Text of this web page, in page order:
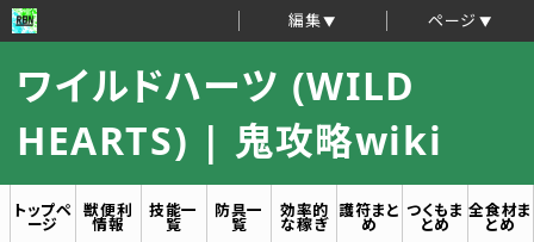
編集 ページ
ワイルドハーツ (WILD
HEARTS) | 鬼攻略wiki
トップペ
ージ
獣便利
情報
技能一
覧
防具一
覧
効率的
な稼ぎ
護符まと
め
つくもま
とめ
全食材ま
とめ